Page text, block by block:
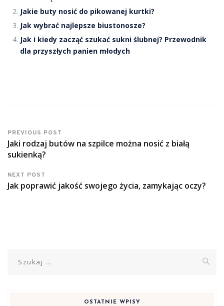
Jakie buty nosić do pikowanej kurtki?
Jak wybrać najlepsze biustonosze?
Jak i kiedy zacząć szukać sukni ślubnej? Przewodnik
dla przyszłych panien młodych
PREVIOUS POST
Jaki rodzaj butów na szpilce można nosić z białą
sukienką?
NEXT POST
Jak poprawić jakość swojego życia, zamykając oczy?
OSTATNIE WPISY